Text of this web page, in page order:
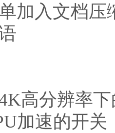
加入文档压
高分辨率
加速的开关